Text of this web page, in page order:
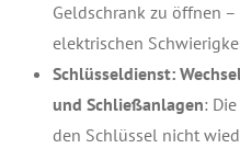
Geldschrank zu öffnen
elektrischen
Schlüsseldienst:
und Schließanlagen:
den Schlüssel nicht